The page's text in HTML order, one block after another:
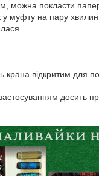
можна покласти
у муфту на пару
крана відкритим для
досить